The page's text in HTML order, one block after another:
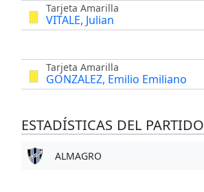
Tarjeta Amarilla
VITALE, Julian
Tarjeta Amarilla
GONZALEZ, Emilio Emiliano
ESTADÍSTICAS DEL PARTIDO
ALMAGRO